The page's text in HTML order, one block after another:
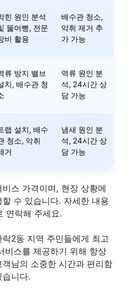
힌 원인 분석
뚫어뻥, 전문
비 활용
배수관 청소,
악취 제거 추
가 가능
류 방지 밸브
치, 배수관 청
역류 원인 분
석, 24시간 상
담 가능
랩 설치, 배수
청소, 악취
거
냄새 원인 분
석, 24시간 상
담 가능
스 가격이며, 현장 상황에
수 있습니다. 자세한 내용
연락해 주세요.
2동 지역 주민들에게 최고
비스를 제공하기 위해 항상
님의 소중한 시간과 편리함
습니다.